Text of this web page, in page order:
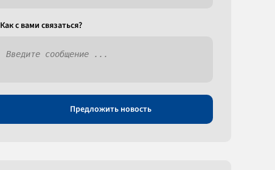
Как c вами связаться?
Предложить новость